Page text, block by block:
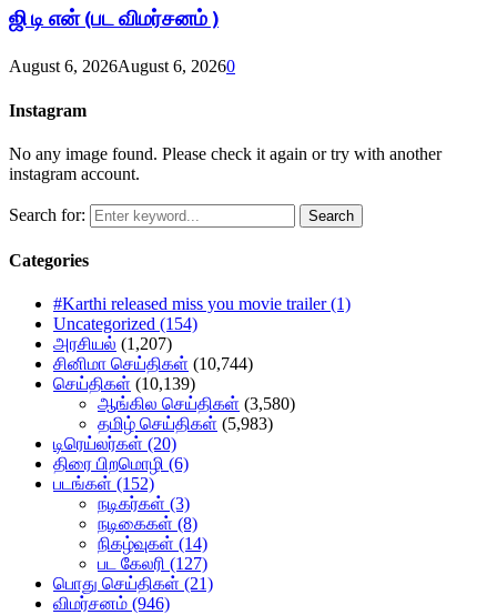
ஜி டி என் (பட விமர்சனம் )
August 6, 2026August 6, 20260
Instagram
No any image found. Please check it again or try with another
instagram account.
Search for: Search
Categories
#Karthi released miss you movie trailer(1)
Uncategorized (154)
அரசியல் (1,207)
சினிமா செய்திகள் (10,744)
செய்திகள் (10,139)
ஆங்கில செய்திகள் (3,580)
தமிழ் செய்திகள் (5,983)
டிரெய்லர்கள் (20)
திரை பிறமொழி (6)
படங்கள் (152)
நடிகர்கள் (3)
நடிகைகள் (8)
நிகழ்வுகள் (14)
பட கேலரி (127)
பொது செய்திகள் (21)
விமர்சனம் (946)